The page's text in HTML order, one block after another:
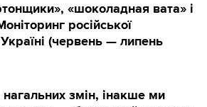
«шоколадная вата» і
російської
(червень — липень
змін, інакше ми